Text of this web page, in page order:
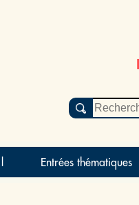
Entrées thématiques